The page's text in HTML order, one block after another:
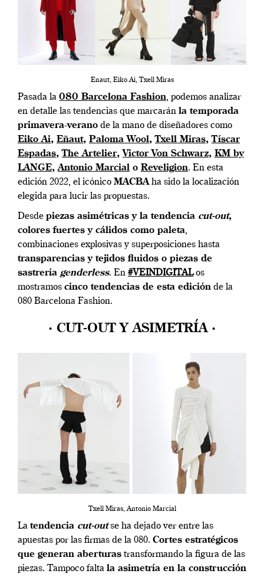
Enaut, Eiko Ai, Txell Miras
Pasada la 080 Barcelona Fashion, podemos analizar
en detalle las tendencias que marcarán la temporada
primavera-verano de la mano de diseñadores como
Eiko Ai, Eñaut, Paloma Wool,Txell Miras,Tíscar
Espadas,The Artelier, Victor Von Schwarz, KM by
LANGE,Antonio Marcial o Reveligion. En esta
edición 2022, el icónico MACBAha sido la localización
elegida para lucir las propuestas.
Desde piezas asimétricas y la tendencia cut-out,
colores fuertes y cálidos como paleta,
combinaciones explosivas y superposiciones hasta
transparencias y tejidos fluidos o piezas de
sastrería genderless. En #VEINDIGITALos
mostramos cinco tendencias de esta edición de la
080 Barcelona Fashion.
· CUT-OUT Y ASIMETRÍA ·
Txell Miras, Antonio Marcial
La tendencia cut-outse ha dejado ver entre las
apuestas por las firmas de la 080. Cortes estratégicos
que generan aberturas transformando la figura de las
piezas. Tampoco falta la asimetría en la construcción